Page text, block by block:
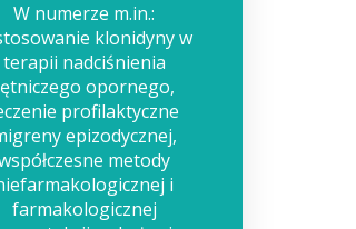
W numerze m.in.:
klonidyny w
terapii nadciśnienia
opornego,
profilaktyczne
epizodycznej,
metody
i
farmakologicznej